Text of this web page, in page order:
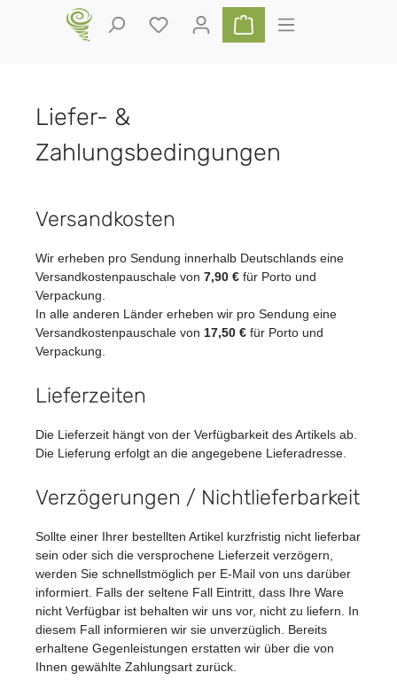
Zum Hauptinhalt springen Du hast 0 Produkte auf dem
Warenkorb enthält 0
Liefer- &
Zahlungsbedingungen
Versandkosten
Wir erheben pro Sendung innerhalb Deutschlands eine
Versandkostenpauschale von 7,90 € für Porto und
Verpackung.
In alle anderen Länder erheben wir pro Sendung eine
Versandkostenpauschale von 17,50 € für Porto und
Verpackung.
Lieferzeiten
Die Lieferzeit hängt von der Verfügbarkeit des Artikels ab.
Die Lieferung erfolgt an die angegebene Lieferadresse.
Verzögerungen / Nichtlieferbarkeit
Sollte einer Ihrer bestellten Artikel kurzfristig nicht lieferbar
sein oder sich die versprochene Lieferzeit verzögern,
werden Sie schnellstmöglich per E-Mail von uns darüber
informiert. Falls der seltene Fall Eintritt, dass Ihre Ware
nicht Verfügbar ist behalten wir uns vor, nicht zu liefern. In
diesem Fall informieren wir sie unverzüglich. Bereits
erhaltene Gegenleistungen erstatten wir über die von
Ihnen gewählte Zahlungsart zurück.